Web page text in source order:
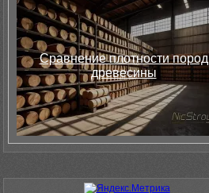
Сравнение плотности пород
древесины